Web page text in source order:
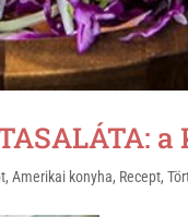
,Amerikai konyha, Recept,